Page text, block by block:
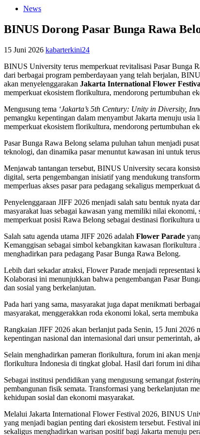
News
BINUS Dorong Pasar Bunga Rawa
15 Juni 2026 kabarterkini24
BINUS University terus memperkuat revitalisasi Pasar Bunga
dari berbagai program pemberdayaan yang telah berjalan,
akan menyelenggarakan Jakarta International Flower
memperkuat ekosistem florikultura, mendorong pertumbuhan
Mengusung tema ‘Jakarta’s 5th Century: Unity in Diversity,
pemangku kepentingan dalam menyambut Jakarta menuju
memperkuat ekosistem florikultura, mendorong pertumbuhan
Pasar Bunga Rawa Belong selama puluhan tahun menjadi
teknologi, dan dinamika pasar menuntut kawasan ini untuk
Menjawab tantangan tersebut, BINUS University secara
digital, serta pengembangan inisiatif yang mendukung
memperluas akses pasar para pedagang sekaligus memperkuat
Penyelenggaraan JIFF 2026 menjadi salah satu bentuk nyata
masyarakat luas sebagai kawasan yang memiliki nilai
memperkuat posisi Rawa Belong sebagai destinasi florikultura
Salah satu agenda utama JIFF 2026 adalah Flower Parade
Kemanggisan sebagai simbol kebangkitan kawasan florikultura
menghadirkan para pedagang Pasar Bunga Rawa Belong.
Lebih dari sekadar atraksi, Flower Parade menjadi
Kolaborasi ini menunjukkan bahwa pengembangan Pasar
dan sosial yang berkelanjutan.
Pada hari yang sama, masyarakat juga dapat menikmati
masyarakat, menggerakkan roda ekonomi lokal, serta
Rangkaian JIFF 2026 akan berlanjut pada Senin, 15 Juni 2026
kepentingan nasional dan internasional dari unsur pemerintah,
Selain menghadirkan pameran florikultura, forum ini akan
florikultura Indonesia di tingkat global. Hasil dari forum ini
Sebagai institusi pendidikan yang mengusung semangat
pembangunan fisik semata. Transformasi yang berkelanjutan
kehidupan sosial dan ekonomi masyarakat.
Melalui Jakarta International Flower Festival 2026, BINUS
yang menjadi bagian penting dari ekosistem tersebut. Festival
sekaligus menghadirkan warisan positif bagi Jakarta menuju